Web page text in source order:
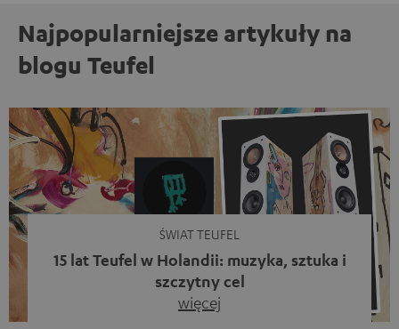
Najpopularniejsze artykuły na
blogu Teufel
ŚWIAT TEUFEL
15 lat Teufel w Holandii: muzyka, sztuka i
szczytny cel
więcej